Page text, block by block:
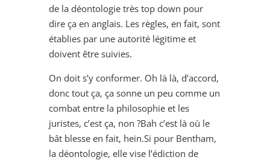
de la déontologie très top down pour
dire ça en anglais. Les règles, en fait, sont
établies par une autorité légitime et
doivent être suivies.
On doit s’y conformer. Oh là là, d’accord,
donc tout ça, ça sonne un peu comme un
combat entre la philosophie et les
juristes, c’est ça, non ?Bah c’est là où le
bât blesse en fait, hein.Si pour Bentham,
la déontologie, elle vise l’édiction de